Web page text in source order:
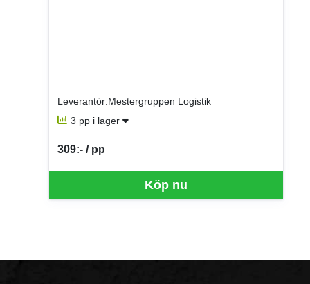
Leverantör:Mestergruppen Logistik
3 pp i lager
Köp nu
309:- / pp
SEK per PP